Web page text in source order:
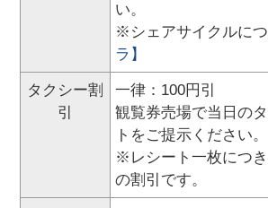
い。
※シェアサイクルに
ラ】
タクシー割
引
一律：100円引
観覧券売場で当日の
トをご提示ください。
※レシート一枚につ
の割引です。